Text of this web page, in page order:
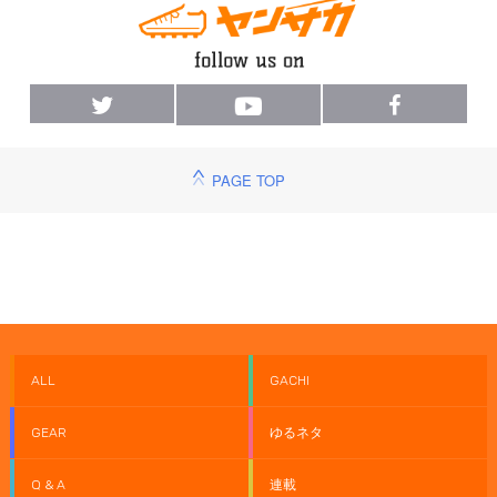
PAGE TOP
ALL GACHI
GEAR ゆるネタ
Q & A 連載